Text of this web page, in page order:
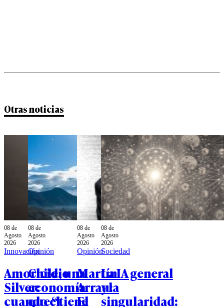
Otras noticias
08 de
Agosto
2026
Innovación
Amoricidio
Silver:
cuando el
08 de
Agosto
2026
Opinión
Chile, una
economía
que “tiene
08 de
Agosto
2026
Opinión
Martín
Arrau:
El
08 de
Agosto
2026
Sociedad
La IA general
y la
singularidad: